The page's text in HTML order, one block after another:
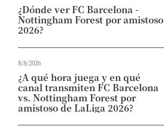
¿Dónde ver FC Barcelona -
Nottingham Forest por amistoso
2026?
8/8/2026
¿A qué hora juega y en qué
canal transmiten FC Barcelona
vs. Nottingham Forest por
amistoso de LaLiga 2026?